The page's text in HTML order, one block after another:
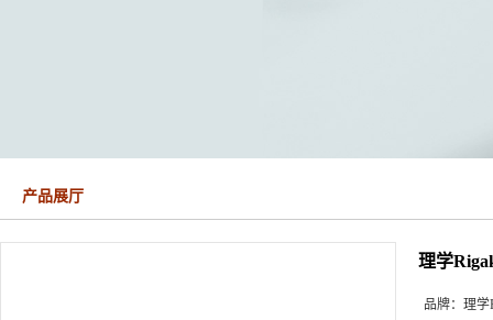
产品展厅
理学
品牌： 理学